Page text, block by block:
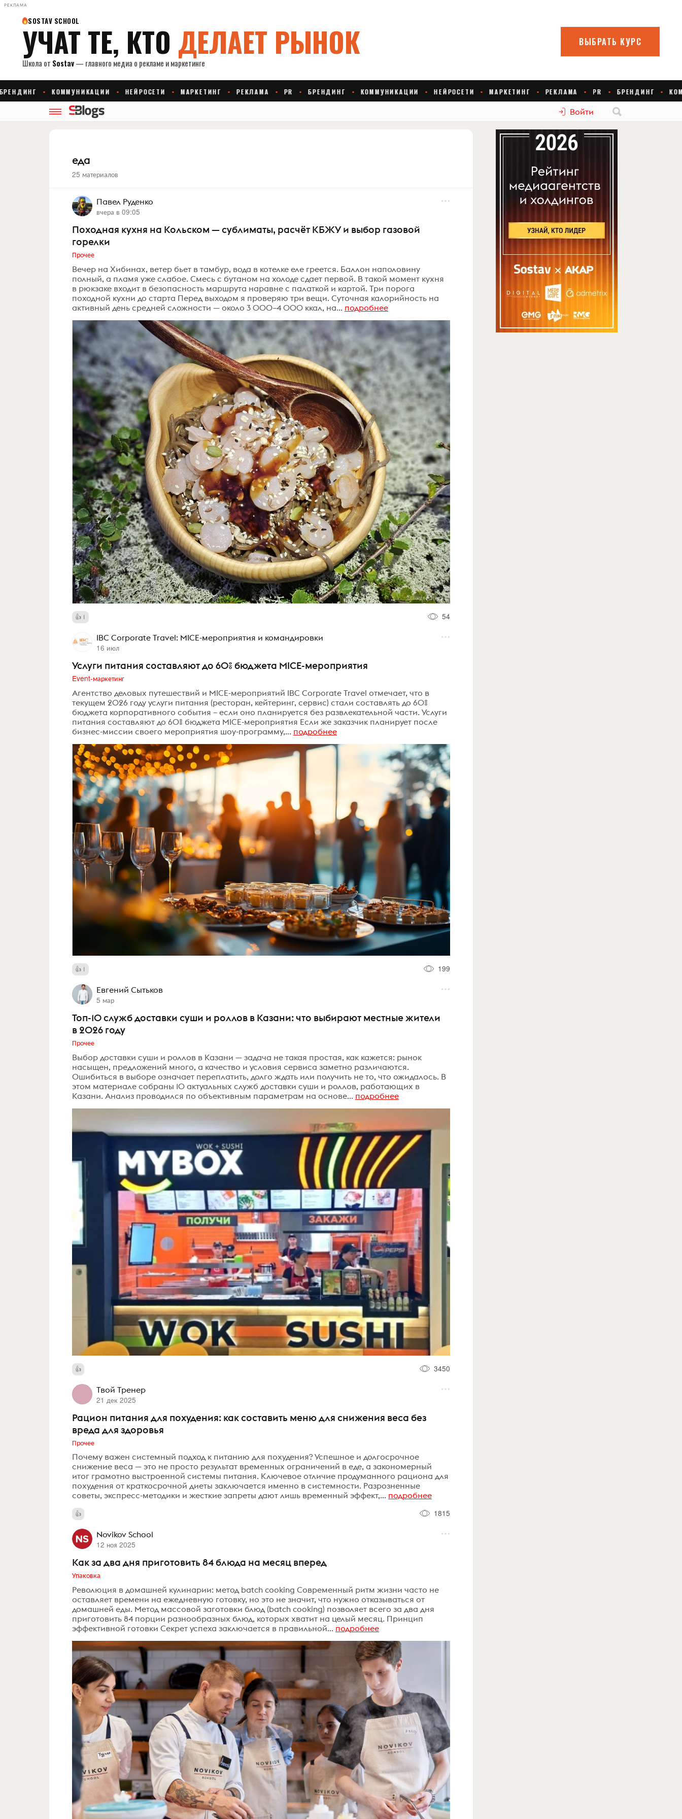
РЕКЛАМА
Войти
еда
25 материалов
Павел Руденко
вчера в 09:05
Походная кухня на Кольском — сублиматы, расчёт КБЖУ и выбор газовой
горелки
Прочее
Вечер на Хибинах, ветер бьет в тамбур, вода в котелке еле греется. Баллон наполовину
полный, а пламя уже слабое. Смесь с бутаном на холоде сдает первой. В такой момент кухня
в рюкзаке входит в безопасность маршрута наравне с палаткой и картой. Три порога
походной кухни до старта Перед выходом я проверяю три вещи. Суточная калорийность на
активный день средней сложности — около 3 000–4 000 ккал, на... подробнее
1 54
IBC Corporate Travel: MICE-мероприятия и командировки
16 июл
Услуги питания составляют до 60% бюджета MICE-мероприятия
Event-маркетинг
Агентство деловых путешествий и MICE-мероприятий IBC Corporate Travel отмечает, что в
текущем 2026 году услуги питания (ресторан, кейтеринг, сервис) стали составлять до 60%
бюджета корпоративного события – если оно планируется без развлекательной части. Услуги
питания составляют до 60% бюджета MICE-мероприятия Если же заказчик планирует после
бизнес-миссии своего мероприятия шоу-программу,... подробнее
1 199
Евгений Сытьков
5 мар
Топ-10 служб доставки суши и роллов в Казани: что выбирают местные жители
в 2026 году
Прочее
Выбор доставки суши и роллов в Казани — задача не такая простая, как кажется: рынок
насыщен, предложений много, а качество и условия сервиса заметно различаются.
Ошибиться в выборе означает переплатить, долго ждать или получить не то, что ожидалось. В
этом материале собраны 10 актуальных служб доставки суши и роллов, работающих в
Казани. Анализ проводился по объективным параметрам на основе... подробнее
3450
Твой Тренер
21 дек 2025
Рацион питания для похудения: как составить меню для снижения веса без
вреда для здоровья
Прочее
Почему важен системный подход к питанию для похудения? Успешное и долгосрочное
снижение веса — это не просто результат временных ограничений в еде, а закономерный
итог грамотно выстроенной системы питания. Ключевое отличие продуманного рациона для
похудения от краткосрочной диеты заключается именно в системности. Разрозненные
советы, экспресс-методики и жесткие запреты дают лишь временный эффект,... подробнее
1815
Novikov School
12 ноя 2025
Как за два дня приготовить 84 блюда на месяц вперед
Упаковка
Революция в домашней кулинарии: метод batch cooking Современный ритм жизни часто не
оставляет времени на ежедневную готовку, но это не значит, что нужно отказываться от
домашней еды. Метод массовой заготовки блюд (batch cooking) позволяет всего за два дня
приготовить 84 порции разнообразных блюд, которых хватит на целый месяц. Принцип
эффективной готовки Секрет успеха заключается в правильной... подробнее